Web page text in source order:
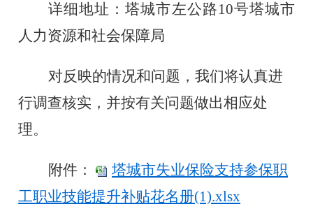
详细地址：塔城市左公路10号塔城市
人力资源和社会保障局
对反映的情况和问题，我们将认真进
行调查核实，并按有关问题做出相应处
理。
附件：
塔城市失业保险支持参保职
工职业技能提升补贴花名册(1).xlsx